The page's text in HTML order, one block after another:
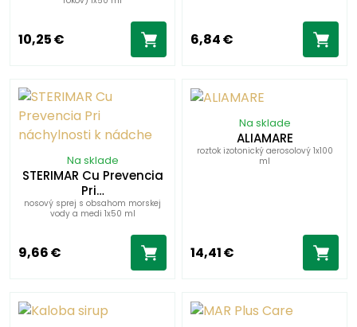
10,25 € 6,84 €
Na sklade
STERIMAR Cu Prevencia
Pri…
nosový sprej s obsahom morskej
vody a medi 1x50 ml
9,66 €
Na sklade
ALIAMARE
roztok izotonický aerosolový 1x100
ml
14,41 €